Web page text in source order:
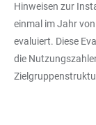
Hinweisen zur
einmal im Jahr
evaluiert. Diese
die